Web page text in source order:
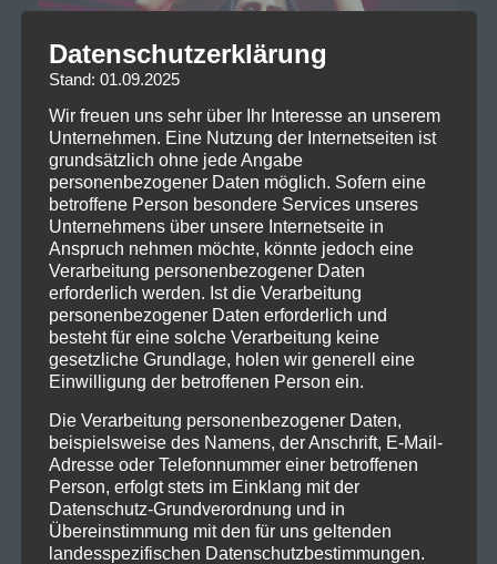
Datenschutzerklärung
Stand: 01.09.2025
Wir freuen uns sehr über Ihr Interesse an unserem
Unternehmen. Eine Nutzung der Internetseiten ist
grundsätzlich ohne jede Angabe
personenbezogener Daten möglich. Sofern eine
betroffene Person besondere Services unseres
Unternehmens über unsere Internetseite in
Anspruch nehmen möchte, könnte jedoch eine
Verarbeitung personenbezogener Daten
erforderlich werden. Ist die Verarbeitung
personenbezogener Daten erforderlich und
besteht für eine solche Verarbeitung keine
gesetzliche Grundlage, holen wir generell eine
Einwilligung der betroffenen Person ein.
Die Verarbeitung personenbezogener Daten,
beispielsweise des Namens, der Anschrift, E-Mail-
Adresse oder Telefonnummer einer betroffenen
Person, erfolgt stets im Einklang mit der
Datenschutz-Grundverordnung und in
Übereinstimmung mit den für uns geltenden
landesspezifischen Datenschutzbestimmungen.